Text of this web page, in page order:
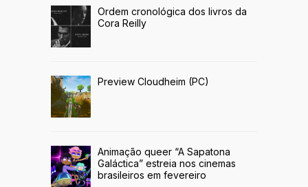
Ordem cronológica dos livros da
Cora Reilly
Preview Cloudheim (PC)
Animação queer “A Sapatona
Galáctica” estreia nos cinemas
brasileiros em fevereiro